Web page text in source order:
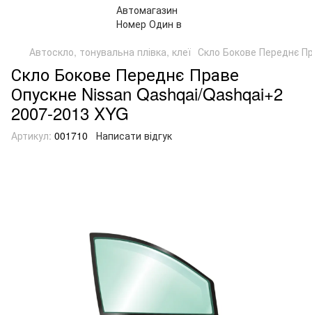
Автоскло, тонувальна плівка, клеї Скло Бокове Переднє
Скло Бокове Переднє Праве
Опускне Nissan Qashqai/Qashqai+2
2007-2013 XYG
Артикул: 001710 Написати відгук